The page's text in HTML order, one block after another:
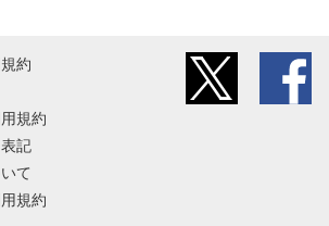
約
規約
記
て
規約